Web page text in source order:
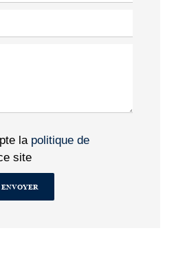
la politique de
site
ENVOYER